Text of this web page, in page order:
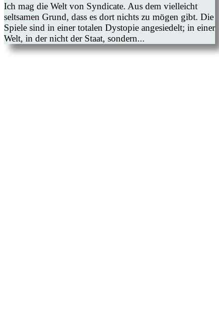
Ich mag die Welt von Syndicate. Aus dem vielleicht
seltsamen Grund, dass es dort nichts zu mögen gibt. Die
Spiele sind in einer totalen Dystopie angesiedelt; in einer
Welt, in der nicht der Staat, sondern...